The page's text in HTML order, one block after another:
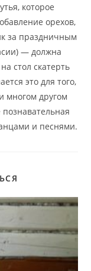
которое
орехов,
за праздничным
— должна
стол скатерть
это для того,
многом другом
и песнями.